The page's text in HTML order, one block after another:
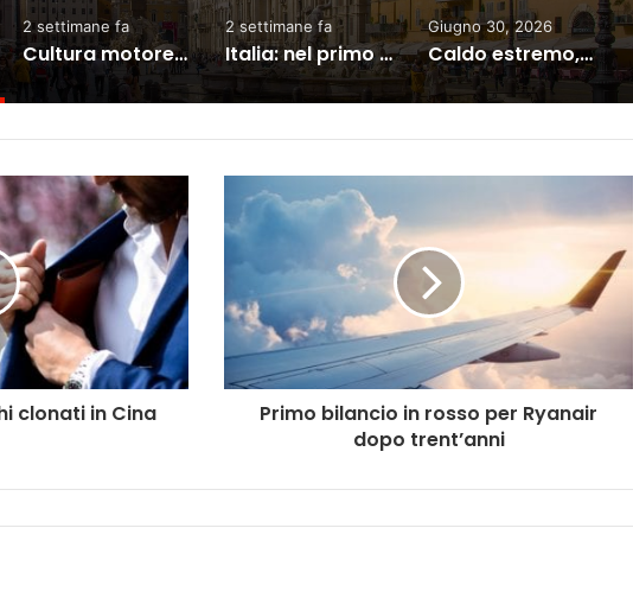
Cultura motore del turismo in Italia, crescono i visitatori
2 settimane fa
Italia: nel primo trimestre 2026 sale ancora il debito pubblico
Giugno 30, 2026
Caldo estremo, Enel blinda la rete contro i blackout
2 giorni fa
Turismo al giro di boa: sempre più stranieri in Riviera
clonati in Cina
Primo bilancio in rosso per Ryanair
dopo trent’anni